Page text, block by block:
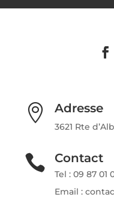
 Adresse
3621 Rte
 Contact
Tel : 09 87 01
Email :